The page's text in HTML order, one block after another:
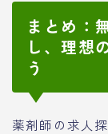
まとめ：
し、理想
う
薬剤師の求人